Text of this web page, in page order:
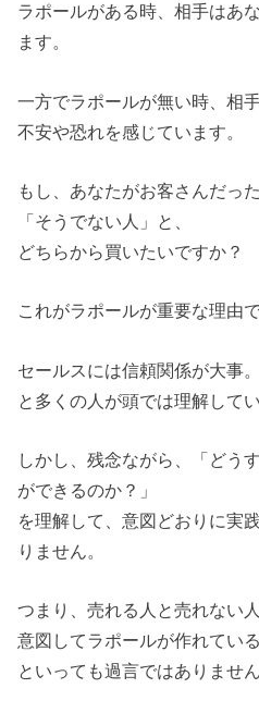
ラポールがある時、相手はあ
ます。
一方でラポールが無い時、相
不安や恐れを感じています。
もし、あなたがお客さんだっ
「そうでない人」と、
どちらから買いたいですか？
これがラポールが重要な理由で
セールスには信頼関係が大事
と多くの人が頭では理解してい
しかし、残念ながら、「どう
ができるのか？」
を理解して、意図どおりに実
りません。
つまり、売れる人と売れない人
意図してラポールが作れてい
といっても過言ではありません